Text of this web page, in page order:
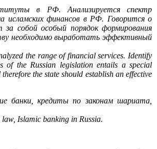
в РФ. Анализируется спектр
исламских финансов в РФ. Говорится о
за собой особый порядок формирования
необходимо выработать эффективный
the range of financial services. Identify
the Russian legislation entails a special
the state should establish an effective
банки, кредиты по законам шариата,
Islamic banking in Russia.